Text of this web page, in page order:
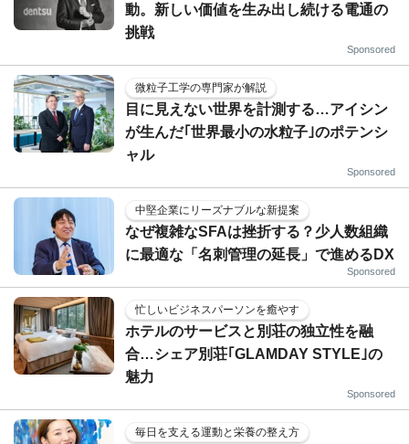
動。新しい価値を生み出し続ける電通の
挑戦
Sponsored
微粒子工学の専門家が解説
目に見えない世界を計測する…アイシン
が生んだ｢世界最小の水粒子｣のポテンシ
ャル
Sponsored
中堅企業にリーズナブルな新提案
なぜ複雑なSFAは挫折する？少人数組織
に最適な「名刺管理の延長」で進めるDX
Sponsored
忙しいビジネスパーソンを癒やす
ホテルのサービスと別荘の独立性を融
合…シェア別荘｢GLAMDAY STYLE｣の
魅力
Sponsored
毎日を支える運動と栄養の整え方